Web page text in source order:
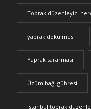
Toprak düzenleyici
yaprak dökülmesi
Yaprak sararması
Üzüm bağı gübresi
İstanbul toprak